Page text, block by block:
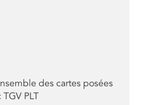
des cartes posées
PLT